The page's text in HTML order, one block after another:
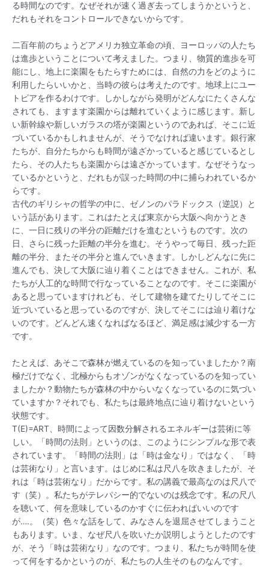
る時間なのです。なぜそれが速く過ぎ去ってしまうかというと、
だれもそれをコントロールできないからです。
二百年前のちょうどアメリカ独立革命の頃、ヨーロッパの人たち
は進歩ということについて考えました。つまり、物質的進歩を可
能にし、地上に楽園をもたらすためには、自然の力をどのように
利用したらいいかと、当時の彼らは考えたのです。地球上にユー
トピアを作るわけです。しかしながら発明がどんなにたくさんな
されても、ますます楽園からは離れていくように感じます。新し
い新幹線や新しいガラスの塔が楽園というのであれば、そこに近
づいているかもしれませんが、そうでなければ違います。銀行家
たちが、自分たちからも時間が遠ざかっていると感じているとし
たら、その人たちも楽園からは遠ざかっています。なぜそうなっ
ているかというと、だれもが誤った時間の中に捕らわれているか
らです。
古代のギリシャの哲学の中に、ゼノンのパラドックス（逆説）と
いう話があります。これはたとえば東京から大阪へ向かうとき
に、一日に残りの半分の距離だけを進むというものです。次の
日、さらに残った距離の半分を進む。そうやって毎日、残った距
離の半分、またその半分と進んでいきます。しかしどんなに先に
進んでも、決して大阪に辿り着くことはできません。これが、私
たちが人工的な時間で行なっていることなのです。そこに楽園が
あると思っていますけれども、そして建物を建てたりしてそこに
近づいていると思っているのですが、決してそこには辿り着けな
いのです。どんどん速くなればなるほど、満足感は減少する一方
です。
たとえば、あそこで森林が燃えているのを知っていましたか？南
極だけでなく、北極からもオゾンがなくなっているのを知ってい
ましたか？動物たちが森林の中からいなくなっているのに気づい
ていますか？それでも、私たちは最終地点に辿り着けないという
状態です。
T(E)=ART、時間によって因数分解されるエネルギーは芸術に等
しい。「時間の法則」というのは、このようにシンプルな形で表
されています。「時間の法則」は「時は金なり」ではなく、「時
は芸術なり」と言います。はじめに私は尺八を吹きましたが、そ
れは「時は芸術なり」だからです。私の講義で最高なのは尺八で
す（笑）。私たちがテレパシー的でないのは残念です。私の尺八
を聴いて、何を意味しているのかすぐに伝わればいいのです
が….。（笑）色々な話をして、みなさんを退屈させてしまうこと
もあります。いま、なぜ尺八を吹いたか説明しようとしたのです
が、そう「時は芸術なり」なのです。つまり、私たちが時間を使
って何をするかというのが、私たちの人生そのものなんです。